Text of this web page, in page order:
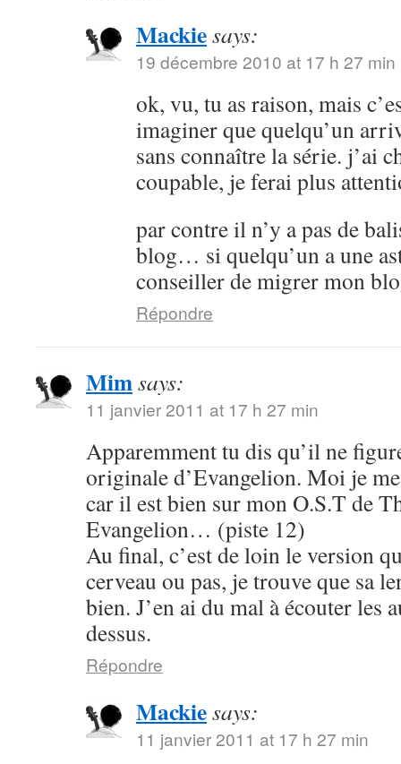
Mackiesays:
19 décembre 2010 at 17 h 27 min
ok, vu, tu as raison, mais
imaginer que quelqu’un
sans connaître la série. j’ai
coupable, je ferai plus
par contre il n’y a pas de
blog… si quelqu’un a une
conseiller de migrer mon
Répondre
Mimsays:
11 janvier 2011 at 17 h 27 min
Apparemment tu dis qu’il ne
originale d’Evangelion. Moi je
car il est bien sur mon O.S.T de
Evangelion… (piste 12)
Au final, c’est de loin le version
cerveau ou pas, je trouve que sa
bien. J’en ai du mal à écouter les
dessus.
Répondre
Mackiesays:
11 janvier 2011 at 17 h 27 min